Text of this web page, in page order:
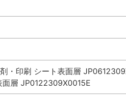
・印刷 シート表面層
面層 JP0122309X0015E